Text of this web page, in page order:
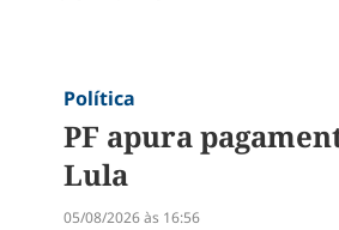
Política
PF apura
Lula
05/08/2026 às 16:56